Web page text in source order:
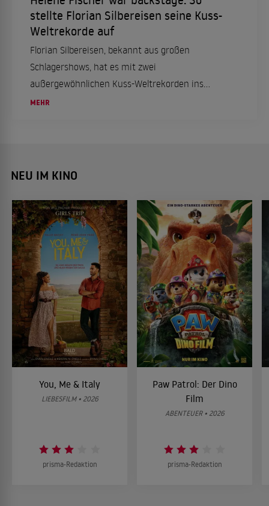
stellte Florian Silbereisen seine Kuss-
Weltrekorde auf
Florian Silbereisen, bekannt aus großen
Schlagershows, hat es mit zwei
außergewöhnlichen Kuss-Weltrekorden ins
"Guinness-Buch der Rekorde" geschafft. Wir
MEHR
NEU IM KINO
You, Me & Italy
LIEBESFILM • 2026
prisma-Redaktion
Paw Patrol: Der Dino
Film
ABENTEUER • 2026
prisma-Redaktion